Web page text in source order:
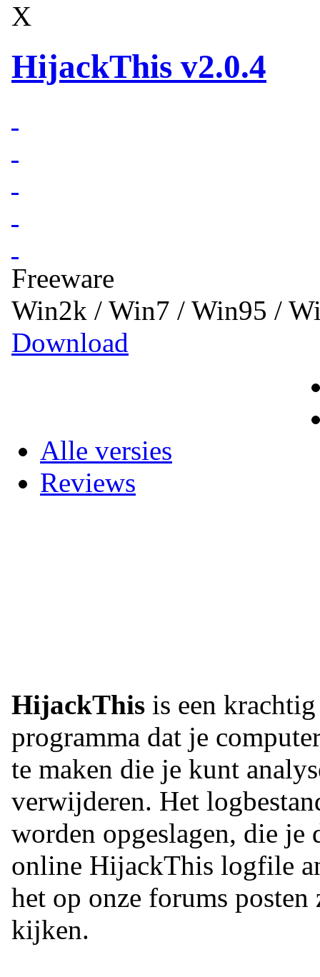
X
HijackThis v2.0.4
Freeware
Win2k / Win7 / Win95 /
Download
Alle versies
Reviews
HijackThis is een
programma dat je
te maken die je kunt
verwijderen. Het
worden opgeslagen, die je
online HijackThis logfile
het op onze forums posten
kijken.